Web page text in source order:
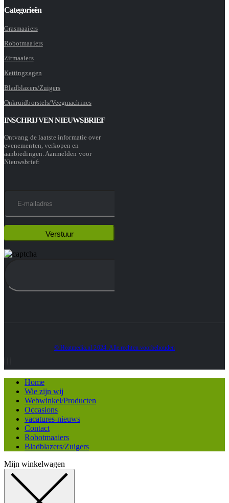
Categorieën
Grasmaaiers
Robotmaaiers
Zitmaaiers
Kettingzagen
Bladblazers/Zuigers
Onkruidborstels/Veegmachines
INSCHRIJVEN NIEUWSBRIEF
Ontvang de laatste informatie over
evenementen, verkopen en
aanbiedingen. Aanmelden voor
Nieuwsbrief:
© Heatmedia.nl 2024. Alle rechten voorbehouden
Home
Wie zijn wij
Webwinkel/Producten
Occasions
vacatures-nieuws
Contact
Robotmaaiers
Bladblazers/Zuigers
Mijn winkelwagen